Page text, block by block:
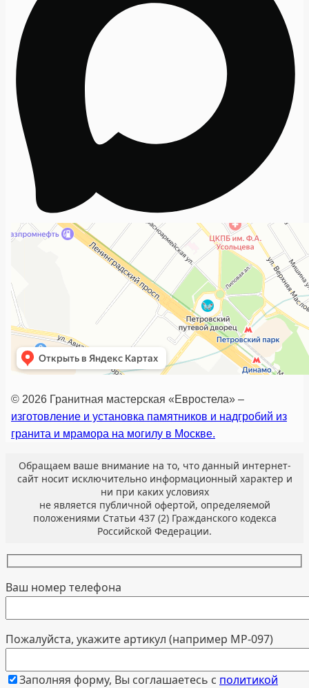
© 2026 Гранитная мастерская «Евростела» –
изготовление и установка памятников и надгробий из
гранита и мрамора на могилу в Москве.
Обращаем ваше внимание на то, что данный интернет-
сайт носит исключительно информационный характер и
ни при каких условиях
не является публичной офертой, определяемой
положениями Статьи 437 (2) Гражданского кодекса
Российской Федерации.
Ваш номер телефона
Пожалуйста, укажите артикул (например МР-097)
Заполняя форму, Вы соглашаетесь с политикой